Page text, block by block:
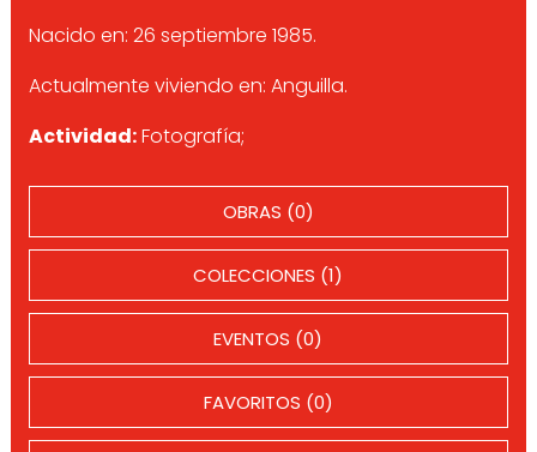
Nacido en: 26 septiembre 1985.
Actualmente viviendo en: Anguilla.
Actividad:Fotografía;
OBRAS (0)
COLECCIONES (1)
EVENTOS (0)
FAVORITOS (0)